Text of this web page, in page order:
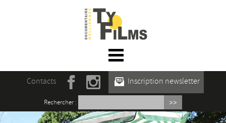
☰ Menu
Accueil
Actualités
L’association
Contacts Inscription newsletter
Rechercher :